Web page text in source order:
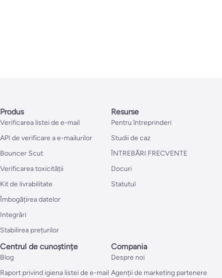
Produs
Verificarea listei de e-mail
API de verificare a e-mailurilor
Bouncer Scut
Verificarea toxicității
Kit de livrabilitate
Îmbogățirea datelor
Integrări
Stabilirea prețurilor
Resurse
Pentru întreprinderi
Studii de caz
ÎNTREBĂRI FRECVENTE
Docuri
Statutul
Centrul de cunoștințe
Blog
Raport privind igiena listei de e-mail
Compania
Despre noi
Agenții de marketing partenere